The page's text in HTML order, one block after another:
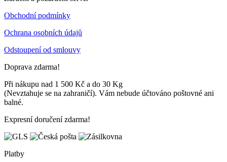
Obchodní podmínky
Ochrana osobních údajů
Odstoupení od smlouvy
Doprava zdarma!
Při nákupu nad 1 500 Kč a do 30 Kg
(Nevztahuje se na zahraničí). Vám nebude účtováno poštovné ani
balné.
Expresní doručení zdarma!
Platby